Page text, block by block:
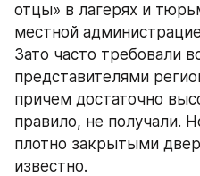
отцы» в лагерях и
местной
Зато часто требовали
представителями
причем достаточно
правило, не получали.
плотно закрытыми
известно.